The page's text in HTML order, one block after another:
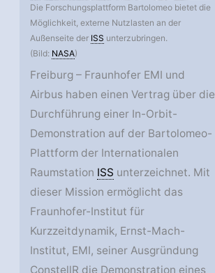
Die Forschungsplattform Bartolomeo bietet die
Möglichkeit, externe Nutzlasten an der
Außenseite der ISS unterzubringen.
(Bild: NASA)
Freiburg – Fraunhofer EMI und
Airbus haben einen Vertrag über die
Durchführung einer In-Orbit-
Demonstration auf der Bartolomeo-
Plattform der Internationalen
Raumstation ISS unterzeichnet. Mit
dieser Mission ermöglicht das
Fraunhofer-Institut für
Kurzzeitdynamik, Ernst-Mach-
Institut, EMI, seiner Ausgründung
ConstellR die Demonstration eines